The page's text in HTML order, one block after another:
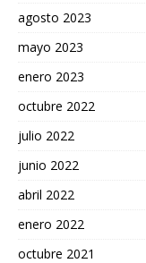
agosto 2023
mayo 2023
enero 2023
octubre 2022
julio 2022
junio 2022
abril 2022
enero 2022
octubre 2021